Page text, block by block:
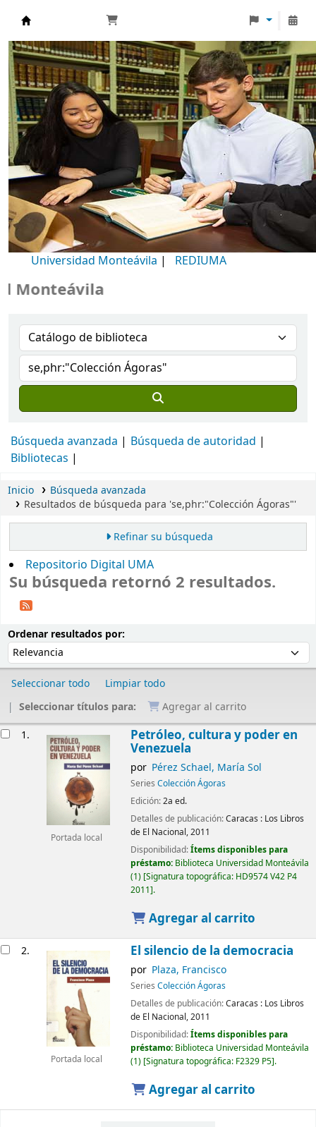
Biblioteca Universidad Monteávila
Universidad Monteávila | REDIUMA
Búsqueda avanzada
Búsqueda de autoridad
Bibliotecas
Inicio
Búsqueda avanzada
Resultados de búsqueda para 'se,phr:"Colección Ágoras"'
Refinar su búsqueda
Repositorio Digital UMA
Su búsqueda retornó 2 resultados.
Ordenar resultados por:
Seleccionar todo
Limpiar todo
Seleccionar títulos para:
Agregar al carrito
1.
Portada local
Petróleo, cultura y poder en
Venezuela
por Pérez Schael, María Sol
Series Colección Ágoras
Edición:2a ed.
Detalles de publicación:Caracas : Los Libros
de El Nacional,2011
Disponibilidad:Ítems disponibles para
préstamo: Biblioteca Universidad Monteávila
(1) Signatura topográfica: HD9574 V42 P4
2011 .
Agregar al carrito
2.
Portada local
El silencio de la democracia
por Plaza, Francisco
Series Colección Ágoras
Detalles de publicación:Caracas : Los Libros
de El Nacional,2011
Disponibilidad:Ítems disponibles para
préstamo: Biblioteca Universidad Monteávila
(1) Signatura topográfica: F2329 P5 .
Agregar al carrito